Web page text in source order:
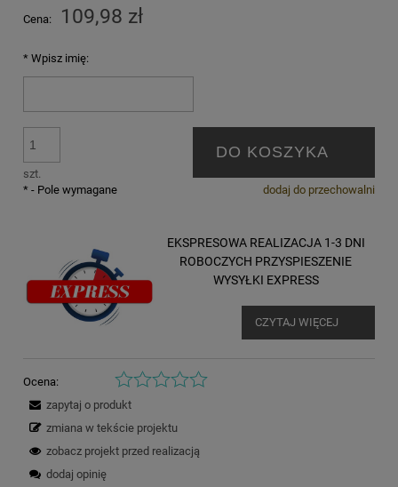
Cena: 109,98 zł
* Wpisz imię:
szt.
DO KOSZYKA
dodaj do przechowalni
* - Pole wymagane
EKSPRESOWA REALIZACJA 1-3 DNI
ROBOCZYCH PRZYSPIESZENIE
WYSYŁKI EXPRESS
CZYTAJ WIĘCEJ
Ocena:
zapytaj o produkt
zmiana w tekście projektu
zobacz projekt przed realizacją
dodaj opinię